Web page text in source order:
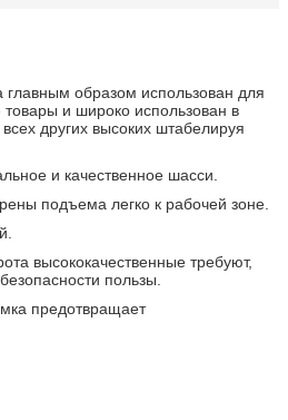
главным образом использован для
товары и широко использован в
других высоких штабелируя
и качественное шасси.
подъема легко к рабочей зоне.
высококачественные требуют,
пользы.
предотвращает